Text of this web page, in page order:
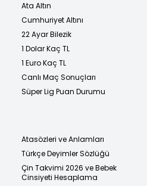
Ata Altın
Cumhuriyet Altını
22 Ayar Bilezik
1 Dolar Kaç TL
1 Euro Kaç TL
Canlı Maç Sonuçları
Süper Lig Puan Durumu
Atasözleri ve Anlamları
Türkçe Deyimler Sözlüğü
Çin Takvimi 2026 ve Bebek
Cinsiyeti Hesaplama